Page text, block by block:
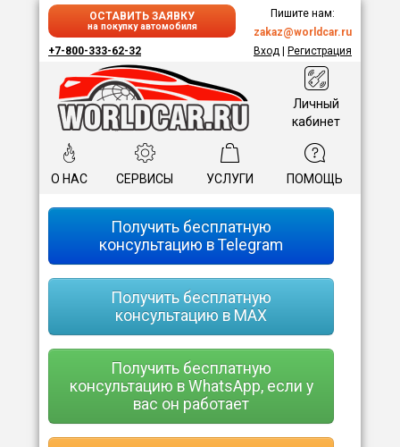
ОСТАВИТЬ ЗАЯВКУ
на покупку автомобиля
Пишите нам:
zakaz@worldcar.ru
+7-800-333-62-32
Вход Регистрация
Личный
кабинет
О НАС СЕРВИСЫ УСЛУГИ ПОМОЩЬ
Получить бесплатную
консультацию в Telegram
Получить бесплатную
консультацию в MAX
Получить бесплатную
консультацию в WhatsApp, если у
вас он работает